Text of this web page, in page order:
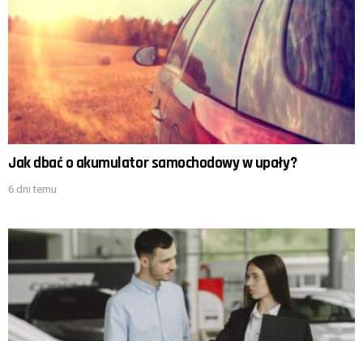
Jak dbać o akumulator samochodowy w upały?
6 dni temu